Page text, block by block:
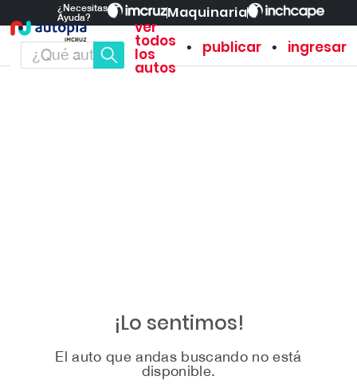
¿Necesitas
Ayuda?
Maquinaria
ver
todos
los
autos
• publicar • ingresar
¡Lo sentimos!
El auto que andas buscando no está
disponible.